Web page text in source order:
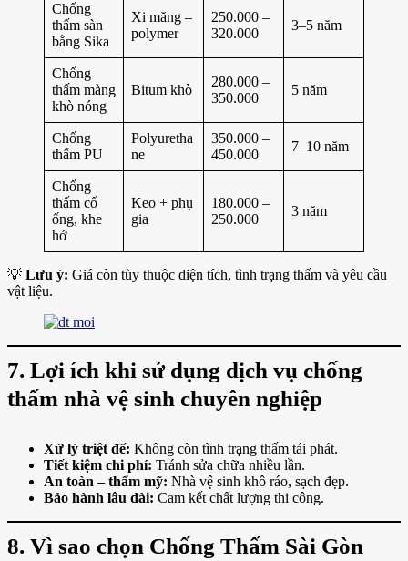
Chống
thấm sàn
bằng Sika
Xi măng –
polymer
250.000 –
320.000
3–5 năm
Chống
thấm màng
khò nóng
Bitum khò
280.000 –
350.000
5 năm
Chống
thấm PU
Polyuretha
ne
350.000 –
450.000
7–10 năm
Chống
thấm cổ
ống, khe
hở
Keo + phụ
gia
180.000 –
250.000
3 năm
💡 Lưu ý: Giá còn tùy thuộc diện tích, tình trạng thấm và yêu cầu
vật liệu.
7. Lợi ích khi sử dụng dịch vụ chống
thấm nhà vệ sinh chuyên nghiệp
Xử lý triệt để: Không còn tình trạng thấm tái phát.
Tiết kiệm chi phí: Tránh sửa chữa nhiều lần.
An toàn – thẩm mỹ: Nhà vệ sinh khô ráo, sạch đẹp.
Bảo hành lâu dài: Cam kết chất lượng thi công.
8. Vì sao chọn Chống Thấm Sài Gòn